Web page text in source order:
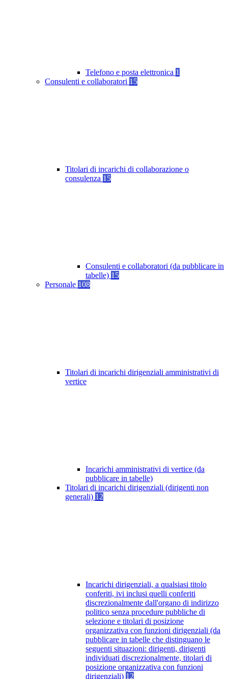
Telefono e posta elettronica 1
Consulenti e collaboratori 15
Titolari di incarichi di collaborazione o
consulenza 15
Consulenti e collaboratori (da pubblicare in
tabelle) 15
Personale 108
Titolari di incarichi dirigenziali amministrativi di
vertice
Incarichi amministrativi di vertice (da
pubblicare in tabelle)
Titolari di incarichi dirigenziali (dirigenti non
generali) 12
Incarichi dirigenziali, a qualsiasi titolo
conferiti, ivi inclusi quelli conferiti
discrezionalmente dall'organo di indirizzo
politico senza procedure pubbliche di
selezione e titolari di posizione
organizzativa con funzioni dirigenziali (da
pubblicare in tabelle che distinguano le
seguenti situazioni: dirigenti, dirigenti
individuati discrezionalmente, titolari di
posizione organizzativa con funzioni
dirigenziali) 12